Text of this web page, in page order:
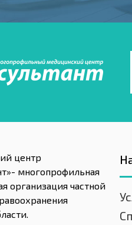
центр
многопрофильная
организация частной